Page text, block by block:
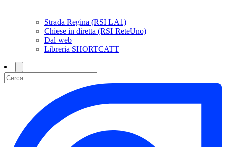
Strada Regina (RSI LA1)
Chiese in diretta (RSI ReteUno)
Dal web
Libreria SHORTCATT